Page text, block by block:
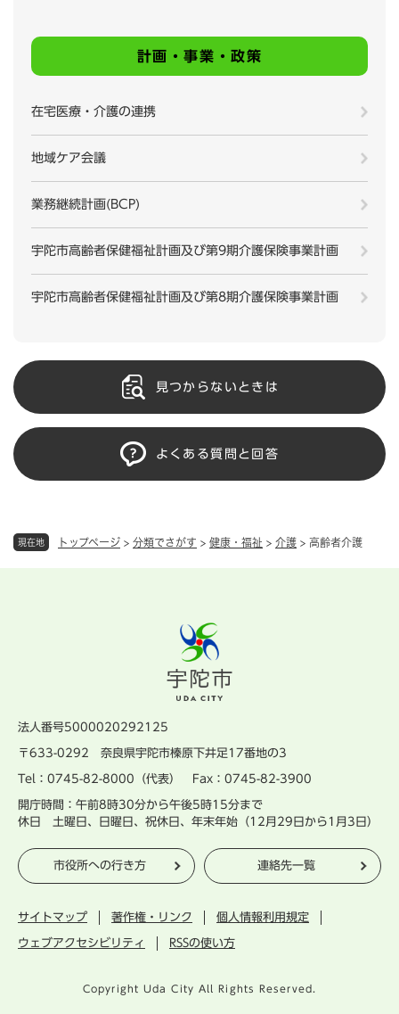
現在地 トップページ > 分類でさがす > 健康・福祉 > 介護 > 高齢者介護
計画・事業・政策
在宅医療・介護の連携
地域ケア会議
業務継続計画(BCP)
宇陀市高齢者保健福祉計画及び第9期介護保険事業計画
宇陀市高齢者保健福祉計画及び第8期介護保険事業計画
見つからないときは
よくある質問と回答
法人番号5000020292125
〒633-0292 奈良県宇陀市榛原下井足17番地の3
Tel：0745-82-8000（代表） Fax：0745-82-3900
開庁時間：午前8時30分から午後5時15分まで
休日 土曜日、日曜日、祝休日、年末年始（12月29日から1月3日）
市役所への行き方 連絡先一覧
サイトマップ 著作権・リンク 個人情報利用規定
ウェブアクセシビリティ RSSの使い方
Copyright Uda City All Rights Reserved.